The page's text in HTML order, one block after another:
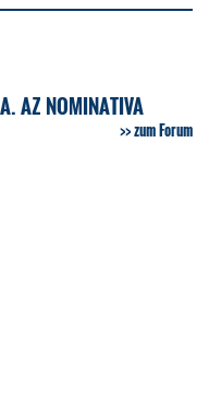
AZ NOMINATIVA
zum Forum